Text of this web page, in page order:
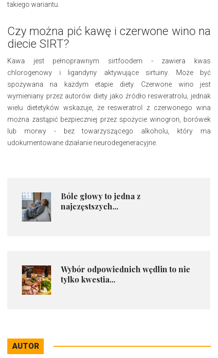
takiego wariantu.
Czy można pić kawę i czerwone wino na
diecie SIRT?
Kawa jest pełnoprawnym sirtfoodem - zawiera kwas
chlorogenowy i ligandyny aktywujące sirtuiny. Może być
spożywana na każdym etapie diety. Czerwone wino jest
wymieniany przez autorów diety jako źródło resweratrolu, jednak
wielu dietetyków wskazuje, że resweratrol z czerwonego wina
można zastąpić bezpieczniej przez spożycie winogron, borówek
lub morwy - bez towarzyszącego alkoholu, który ma
udokumentowane działanie neurodegeneracyjne.
Bóle głowy to jedna z
najczęstszych...
Wybór odpowiednich wędlin to nie
tylko kwestia...
AUTOR